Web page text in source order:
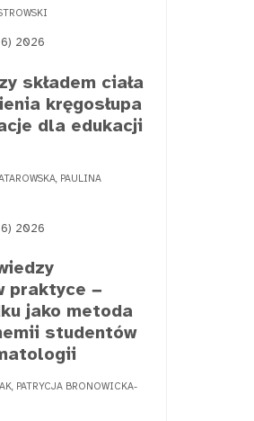
2026
składem ciała
kręgosłupa
dla edukacji
PAULINA
2026
praktyce −
jako metoda
studentów
PATRYCJA BRONOWICKA-